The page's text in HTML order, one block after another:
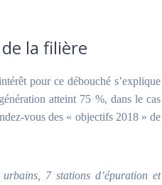
la filière
pour ce débouché s’explique
atteint 75 %, dans le cas
vous des « objectifs 2018 » de
7 stations d’épuration et